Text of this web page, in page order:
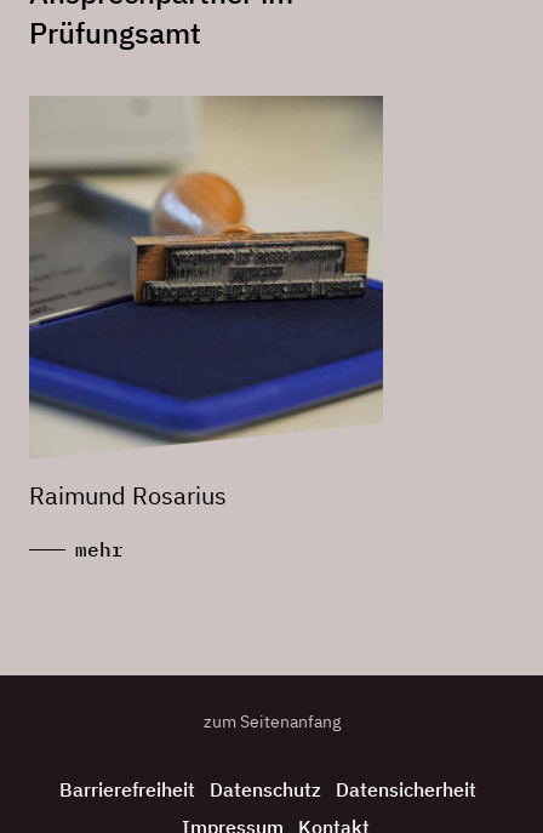
Prüfungsamt
Raimund Rosarius
mehr
zum Seitenanfang
Barrierefreiheit Datenschutz
Datensicherheit
Impressum
Kontakt